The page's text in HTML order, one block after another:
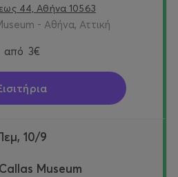
44, Αθήνα 10563
- Αθήνα, Αττική
από 3€
Πεμ, 10/9
Museum